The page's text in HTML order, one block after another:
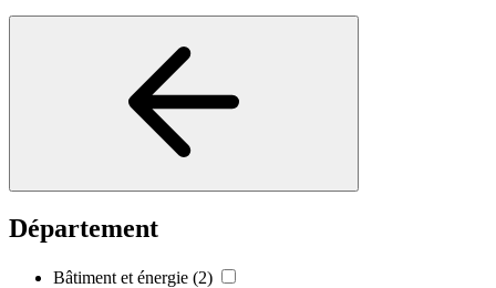
Département
Bâtiment et énergie (2)